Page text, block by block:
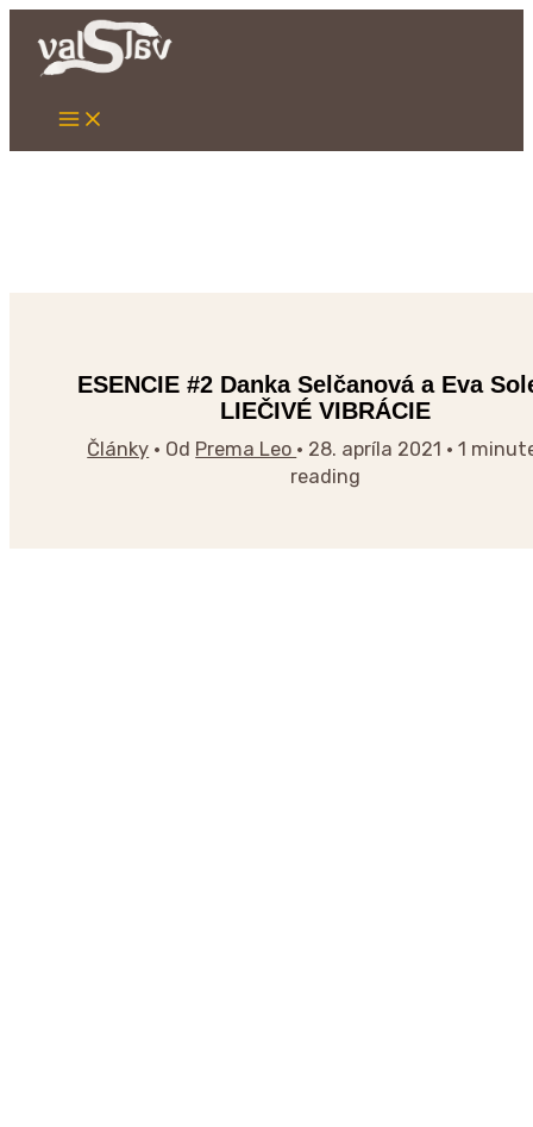
Preskočiť
obsah
Main
Menu
ESENCIE #2 Danka Selčanová a Eva
LIEČIVÉ VIBRÁCIE
Články • Od Prema Leo • 28. apríla 2021 •1
reading
Napíšte
sem...
Name*
Email*
Webstránka